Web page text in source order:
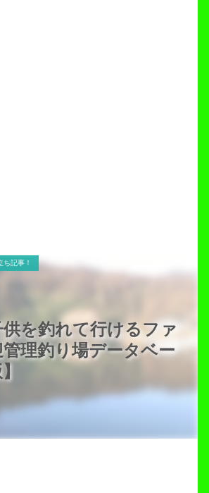
を釣れて行けるファ
管理釣り場データベー
ち記事！